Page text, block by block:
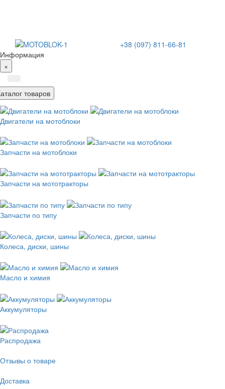
+38 (097) 811-66-81
Информация
×
товаров
Двигатели на мотоблоки
Запчасти на мотоблоки
Запчасти на мототракторы
Запчасти по типу
Колеса, диски, шины
Масло и химия
Аккумуляторы
Распродажа
Отзывы о товаре
Доставка